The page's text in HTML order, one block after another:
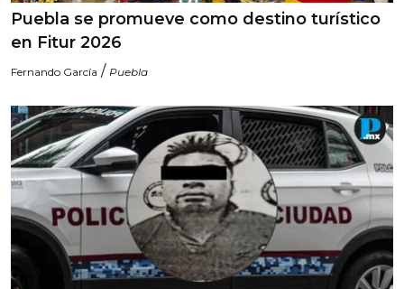
Puebla se promueve como destino turístico
en Fitur 2026
Fernando García / Puebla